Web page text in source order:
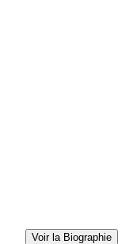
Voir la Biographie